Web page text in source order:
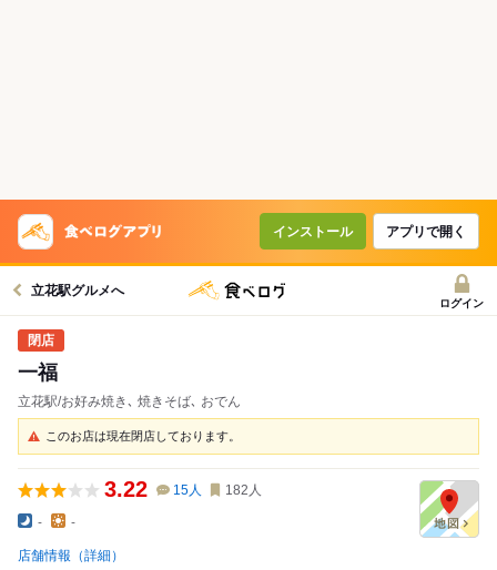
インストール アプリで開く
立花駅グルメへ
ログイン
一福
立花駅/お好み焼き､ 焼きそば､ おでん
このお店は現在閉店しております。
3.22 15人 182 人
- -
店舗情報（詳細）